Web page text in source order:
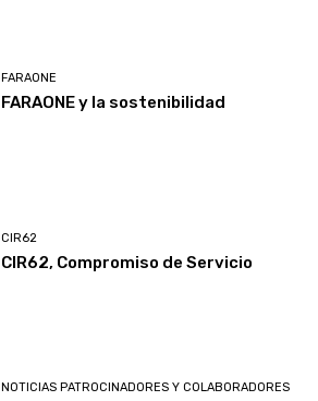
FARAONE
FARAONE y la sostenibilidad
CIR62
CIR62, Compromiso de Servicio
NOTICIAS PATROCINADORES Y COLABORADORES